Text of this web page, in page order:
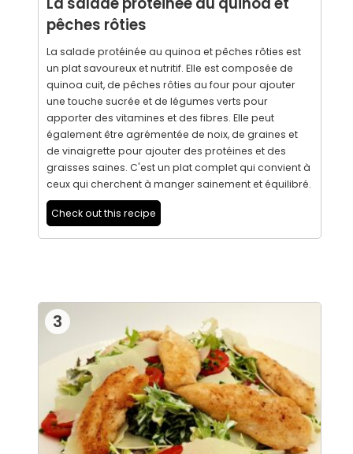
pêches rôties
La salade protéinée au quinoa et pêches rôties est
un plat savoureux et nutritif. Elle est composée de
quinoa cuit, de pêches rôties au four pour ajouter
une touche sucrée et de légumes verts pour
apporter des vitamines et des fibres. Elle peut
également être agrémentée de noix, de graines et
de vinaigrette pour ajouter des protéines et des
graisses saines. C'est un plat complet qui convient à
ceux qui cherchent à manger sainement et équilibré.
Check out this recipe
3